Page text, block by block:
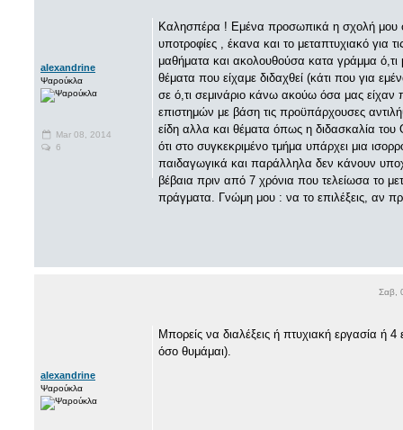
alexandrine
Ψαρούκλα
Mar 08, 2014
6
Καλησπέρα ! Εμένα προσωπικά η σχολή μου
υποτροφίες , έκανα και το μεταπτυχιακό για
μαθήματα και ακολουθούσα κατα γράμμα
θέματα που είχαμε διδαχθεί (κάτι που για
σε ό,τι σεμινάριο κάνω ακούω όσα μας
επιστημών με βάση τις προϋπάρχουσες
είδη αλλα και θέματα όπως η διδασκαλία του
ότι στο συγκεκριμένο τμήμα υπάρχει μια
παιδαγωγικά και παράλληλα δεν κάνουν
βέβαια πριν από 7 χρόνια που τελείωσα το
πράγματα. Γνώμη μου : να το επιλέξεις, αν
Σαβ,
alexandrine
Ψαρούκλα
Μπορείς να διαλέξεις ή πτυχιακή εργασία ή
όσο θυμάμαι).